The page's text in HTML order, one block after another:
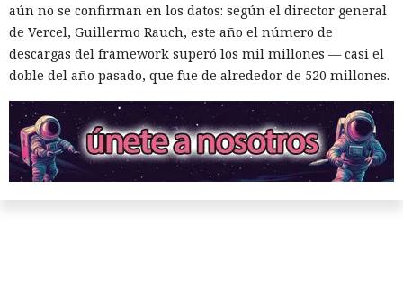
aún no se confirman en los datos: según el director general
de Vercel, Guillermo Rauch, este año el número de
descargas del framework superó los mil millones — casi el
doble del año pasado, que fue de alrededor de 520 millones.